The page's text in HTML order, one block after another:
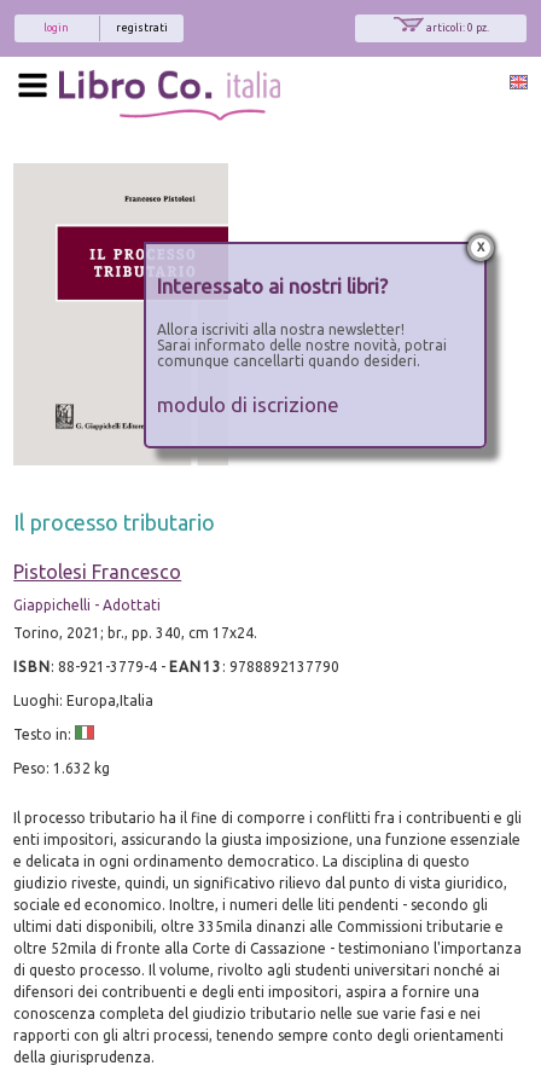
articoli: 0 pz.
registrati
login
Il processo tributario
Pistolesi Francesco
Giappichelli - Adottati
Torino, 2021; br., pp. 340, cm 17x24.
ISBN:88-921-3779-4 - EAN13 :9788892137790
Luoghi: Europa,Italia
Testo in:
Peso: 1.632 kg
Il processo tributario ha il fine di comporre i conflitti fra i contribuenti e gli
enti impositori, assicurando la giusta imposizione, una funzione essenziale
e delicata in ogni ordinamento democratico. La disciplina di questo
giudizio riveste, quindi, un significativo rilievo dal punto di vista giuridico,
sociale ed economico. Inoltre, i numeri delle liti pendenti - secondo gli
ultimi dati disponibili, oltre 335mila dinanzi alle Commissioni tributarie e
oltre 52mila di fronte alla Corte di Cassazione - testimoniano l'importanza
di questo processo. Il volume, rivolto agli studenti universitari nonché ai
difensori dei contribuenti e degli enti impositori, aspira a fornire una
conoscenza completa del giudizio tributario nelle sue varie fasi e nei
rapporti con gli altri processi, tenendo sempre conto degli orientamenti
della giurisprudenza.
x
Interessato ai nostri libri?
Allora iscriviti alla nostra newsletter!
Sarai informato delle nostre novità, potrai
comunque cancellarti quando desideri.
modulo di iscrizione